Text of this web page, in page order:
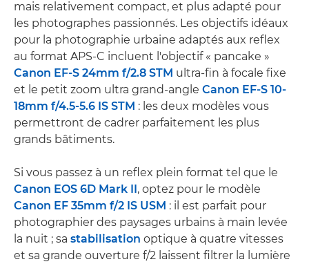
mais relativement compact, et plus adapté pour
les photographes passionnés. Les objectifs idéaux
pour la photographie urbaine adaptés aux reflex
au format APS-C incluent l'objectif « pancake »
Canon EF-S 24mm f/2.8 STM ultra-fin à focale fixe
et le petit zoom ultra grand-angle Canon EF-S 10-
18mm f/4.5-5.6 IS STM : les deux modèles vous
permettront de cadrer parfaitement les plus
grands bâtiments.
Si vous passez à un reflex plein format tel que le
Canon EOS 6D Mark II, optez pour le modèle
Canon EF 35mm f/2 IS USM : il est parfait pour
photographier des paysages urbains à main levée
la nuit ; sa stabilisation optique à quatre vitesses
et sa grande ouverture f/2 laissent filtrer la lumière